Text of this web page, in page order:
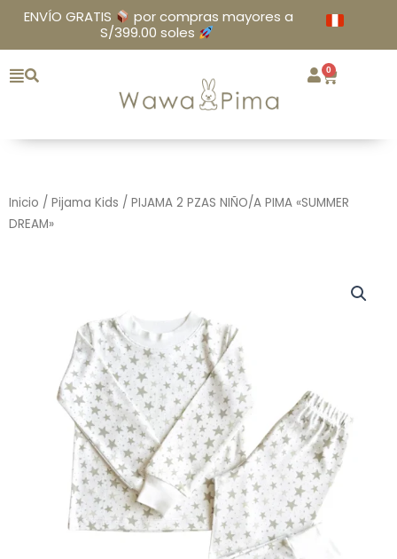
contenido
ENVÍO GRATIS
por compras mayores a
S/399.00 soles
0
Cart
Inicio / Pijama Kids / PIJAMA 2 PZAS NIÑO/A PIMA «SUMMER
DREAM»